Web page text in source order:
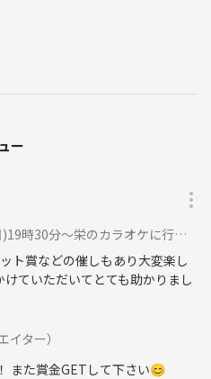
ー
〜栄のカラオケに行こうの会🎤✨️に参加
ト賞などの催しもあり大変楽し
ていただいてとても助かりまし
イター）
また賞金GETして下さい😊